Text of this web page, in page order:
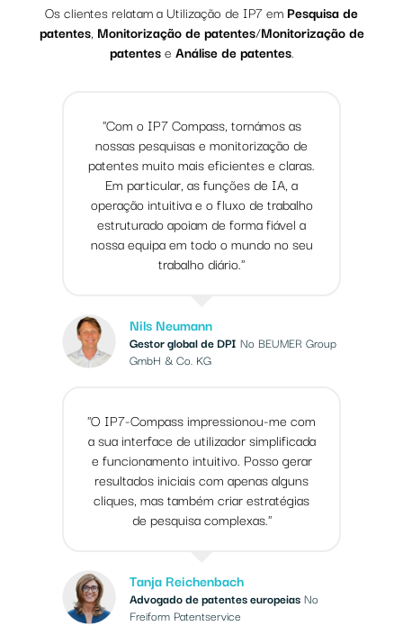
Os clientes relatam a Utilização de IP7 em Pesquisa de
patentes, Monitorização de patentes/Monitorização de
patentese Análise de patentes.
"Com o IP7 Compass, tornámos as
nossas pesquisas e monitorização de
patentes muito mais eficientes e claras.
Em particular, as funções de IA, a
operação intuitiva e o fluxo de trabalho
estruturado apoiam de forma fiável a
nossa equipa em todo o mundo no seu
trabalho diário."
Nils Neumann
Gestor global de DPI No BEUMER Group
GmbH & Co. KG
"O IP7-Compass impressionou-me com
a sua interface de utilizador simplificada
e funcionamento intuitivo. Posso gerar
resultados iniciais com apenas alguns
cliques, mas também criar estratégias
de pesquisa complexas."
Tanja Reichenbach
Advogado de patentes europeias No
Freiform Patentservice